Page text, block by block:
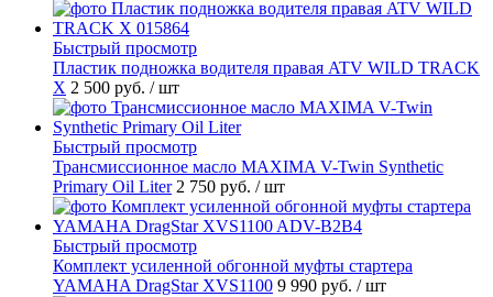
Быстрый просмотр
Пластик подножка водителя правая ATV WILD TRACK
X 2 500 руб. / шт
Быстрый просмотр
Трансмиссионное масло MAXIMA V-Twin Synthetic
Primary Oil Liter 2 750 руб. / шт
Быстрый просмотр
Комплект усиленной обгонной муфты стартера
YAMAHA DragStar XVS1100 9 990 руб. / шт